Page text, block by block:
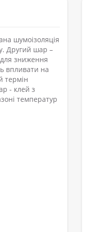
шумоізоляція
Другий шар –
зниження
впливати на
термін
- клей з
температур